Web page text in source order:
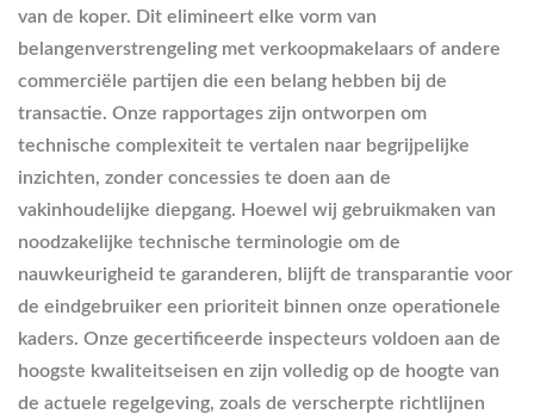
van de koper. Dit elimineert elke vorm van
belangenverstrengeling met verkoopmakelaars of andere
commerciële partijen die een belang hebben bij de
transactie. Onze rapportages zijn ontworpen om
technische complexiteit te vertalen naar begrijpelijke
inzichten, zonder concessies te doen aan de
vakinhoudelijke diepgang. Hoewel wij gebruikmaken van
noodzakelijke technische terminologie om de
nauwkeurigheid te garanderen, blijft de transparantie voor
de eindgebruiker een prioriteit binnen onze operationele
kaders. Onze gecertificeerde inspecteurs voldoen aan de
hoogste kwaliteitseisen en zijn volledig op de hoogte van
de actuele regelgeving, zoals de verscherpte richtlijnen